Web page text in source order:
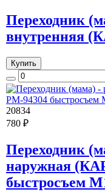
Переходник
внутренняя
Купить
20834
780 ₽
Переходник
наружная
быстросъем